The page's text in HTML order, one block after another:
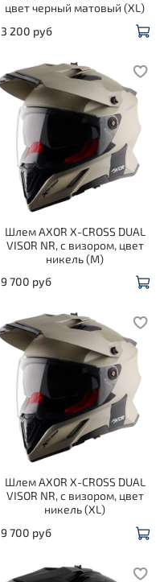
цвет черный матовый (XL)
3 200 руб
Шлем AXOR X-CROSS DUAL
VISOR NR, с визором, цвет
никель (M)
9 700 руб
Шлем AXOR X-CROSS DUAL
VISOR NR, с визором, цвет
никель (XL)
9 700 руб